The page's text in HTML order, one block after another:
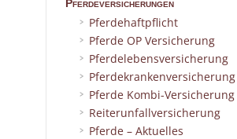
Pferdeversicherungen
Pferdehaftpflicht
Pferde OP Versicherung
Pferdelebensversicherung
Pferdekrankenversicherung
Pferde Kombi-Versicherung
Reiterunfallversicherung
Pferde – Aktuelles